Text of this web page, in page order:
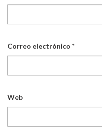
Correo electrónico *
Web